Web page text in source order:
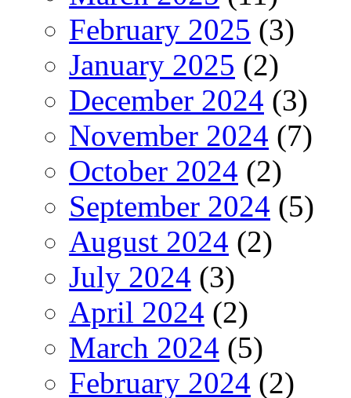
February 2025 (3)
January 2025 (2)
December 2024 (3)
November 2024 (7)
October 2024 (2)
September 2024 (5)
August 2024 (2)
July 2024 (3)
April 2024 (2)
March 2024 (5)
February 2024 (2)